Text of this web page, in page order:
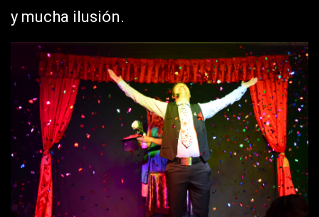
y mucha ilusión.